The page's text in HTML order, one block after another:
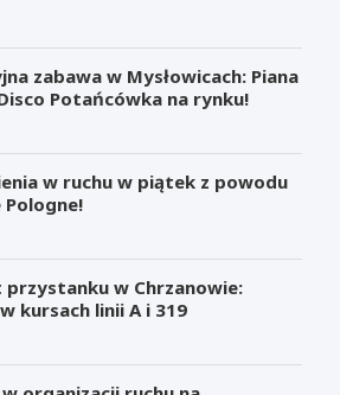
zabawa w Mysłowicach: Piana
Potańcówka na rynku!
w ruchu w piątek z powodu
Pologne!
przystanku w Chrzanowie:
kursach linii A i 319